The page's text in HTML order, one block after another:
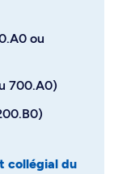
ou
700.A0)
collégial du